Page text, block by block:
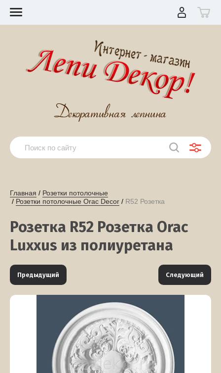
Главная / Розетки потолочные
/ Розетки потолочные Orac Decor / R52 Розетка
Розетка R52 Розетка Orac
Luxxus из полиуретана
Предыдущий Следующий